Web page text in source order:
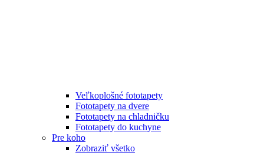
Veľkoplošné fototapety
Fototapety na dvere
Fototapety na chladničku
Fototapety do kuchyne
Pre koho
Zobraziť všetko